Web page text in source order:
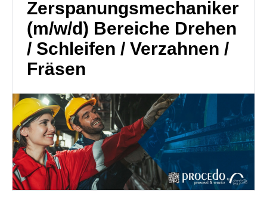
Zerspanungsmechaniker
(m/w/d) Bereiche Drehen
/ Schleifen / Verzahnen /
Fräsen